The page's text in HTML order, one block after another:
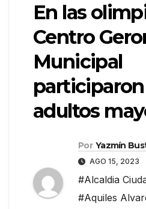
En las
Centro
Municipal
adultos
Por Yazmín
AGO 15, 2023
#Alcaldia
#Aquiles